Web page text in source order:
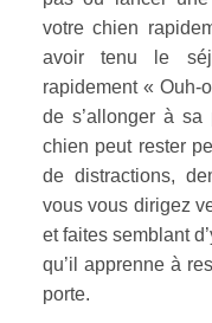
votre chien
avoir tenu le
rapidement « Ouh-
de s’allonger à sa
chien peut rester
de distractions,
vous vous dirigez
et faites semblant
qu’il apprenne à
porte.